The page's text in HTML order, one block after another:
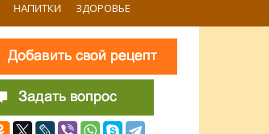
НАПИТКИ ЗДОРОВЬЕ